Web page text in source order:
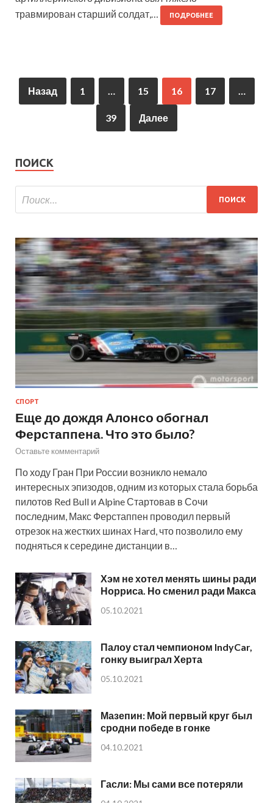
травмирован старший солдат,…
ПОДРОБНЕЕ
Назад 1 … 15 16 17 …
39 Далее
ПОИСК
СПОРТ
Еще до дождя Алонсо обогнал
Ферстаппена. Что это было?
Оставьте комментарий
По ходу Гран При России возникло немало
интересных эпизодов, одним из которых стала борьба
пилотов Red Bull и Alpine Стартовав в Сочи
последним, Макс Ферстаппен проводил первый
отрезок на жестких шинах Hard, что позволило ему
подняться к середине дистанции в…
Хэм не хотел менять шины ради
Норриса. Но сменил ради Макса
05.10.2021
Палоу стал чемпионом IndyCar,
гонку выиграл Херта
05.10.2021
Мазепин: Мой первый круг был
сродни победе в гонке
04.10.2021
Гасли: Мы сами все потеряли